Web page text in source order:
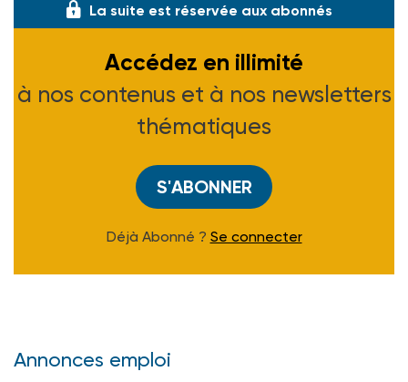
La suite est réservée aux abonnés
Accédez en illimité
à nos contenus et à nos newsletters
thématiques
S'ABONNER
Déjà Abonné ? Se connecter
Annonces emploi